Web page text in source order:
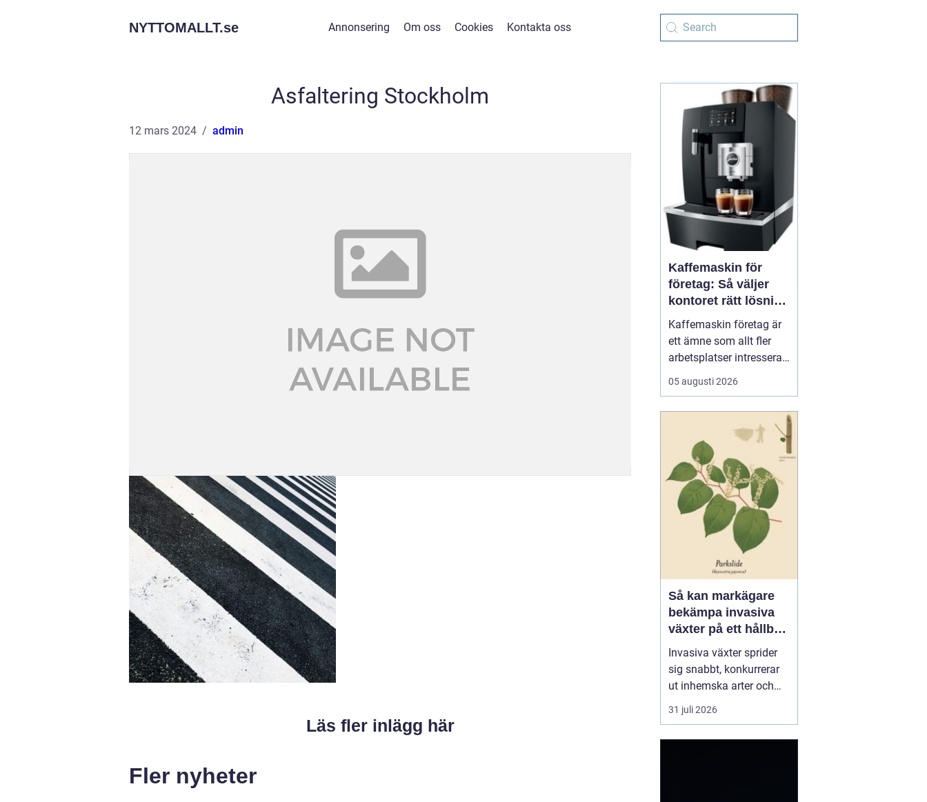
NYTTOMALLT.se Annonsering Om oss Cookies Kontakta oss
Asfaltering Stockholm
12 mars 2024 admin
Läs fler inlägg här
Fler nyheter
Kaffemaskin för
företag: Så väljer
kontoret rätt lösning
för kaffe på jobbet
Kaffemaskin företag är
ett ämne som allt fler
arbetsplatser intresserar
sig för när de vill höja
trivsel och effektivitet på
arbetsdagen, och många
medarbetare up...
05 augusti 2026
Så kan markägare
bekämpa invasiva
växter på ett hållbart
sätt
Invasiva växter sprider
sig snabbt, konkurrerar
ut inhemska arter och
kan på sikt förändra hela
ekosystem. De orsakar
31 juli 2026